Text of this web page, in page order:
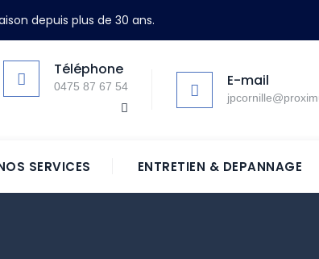
depuis plus de 30 ans.
Téléphone
0475 87 67 54 E-mail
SERVICES ENTRETIEN & DEPANNAGE